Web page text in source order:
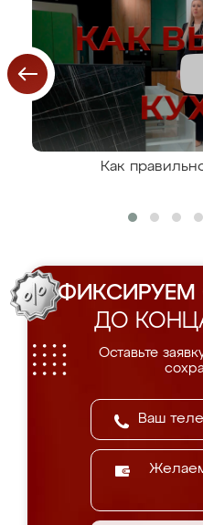
Как
ФИКСИРУЕМ
ДО
Оставьте